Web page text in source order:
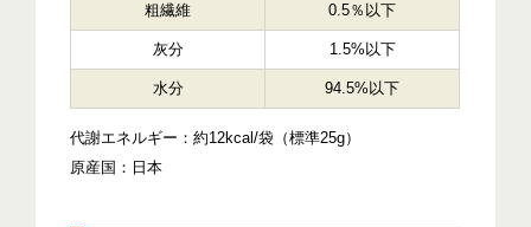
粗繊維 0.5％以下
灰分 1.5%以下
水分 94.5%以下
代謝エネルギー：約12kcal/袋（標準25g）
原産国：日本